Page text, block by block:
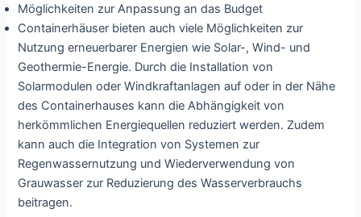
Möglichkeiten zur Anpassung an das Budget
Containerhäuser bieten auch viele Möglichkeiten zur
Nutzung erneuerbarer Energien wie Solar-, Wind- und
Geothermie-Energie. Durch die Installation von
Solarmodulen oder Windkraftanlagen auf oder in der Nähe
des Containerhauses kann die Abhängigkeit von
herkömmlichen Energiequellen reduziert werden. Zudem
kann auch die Integration von Systemen zur
Regenwassernutzung und Wiederverwendung von
Grauwasser zur Reduzierung des Wasserverbrauchs
beitragen.